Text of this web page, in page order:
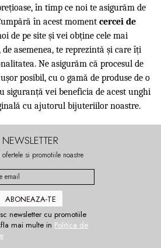
în timp ce noi te asigurăm de
în acest moment cercei de
de pe site și vei obține cele mai
asemenea, te reprezintă și care îți
Ne asigurăm că procesul de
posibil, cu o gamă de produse de o
siguranță vei beneficia de acest unghi
cu ajutorul bijuteriilor noastre.
NEWSLETTER
si promotiile noastre
newsletter cu promotiile
mai multe in Politica de